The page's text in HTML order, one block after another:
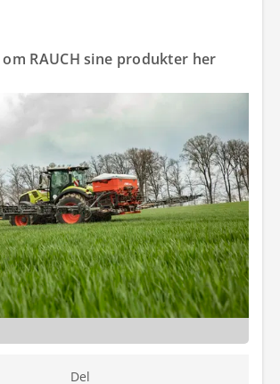
- kontakt oss her
RAUCH sine produkter her
Del